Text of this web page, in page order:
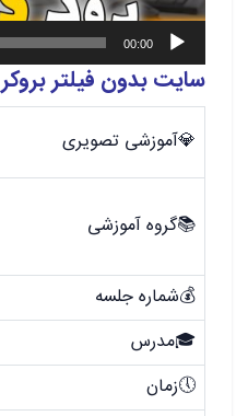
00:00
سایت بدون فیلتر بروکر exness
💎آموزشی تصویری
📚گروه آموزشی
💰شماره جلسه
🎓مدرس
🕔زمان